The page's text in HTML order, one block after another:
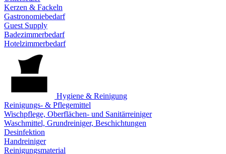
Kerzen & Fackeln
Gastronomiebedarf
Guest Supply
Badezimmerbedarf
Hotelzimmerbedarf
Hygiene & Reinigung
Reinigungs- & Pflegemittel
Wischpflege, Oberflächen- und Sanitärreiniger
Waschmittel, Grundreiniger, Beschichtungen
Desinfektion
Handreiniger
Reinigungsmaterial